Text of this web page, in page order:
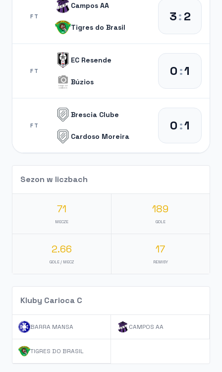
FT
Campos AA
Tigres do Brasil
3:2
FT
EC Resende
Búzios
0:1
FT
Brescia Clube
Cardoso Moreira
0:1
Sezon w liczbach
71
MECZE
189
GOLE
2.66
GOLE / MECZ
17
REMISY
Kluby Carioca C
BARRA MANSA CAMPOS AA
TIGRES DO BRASIL